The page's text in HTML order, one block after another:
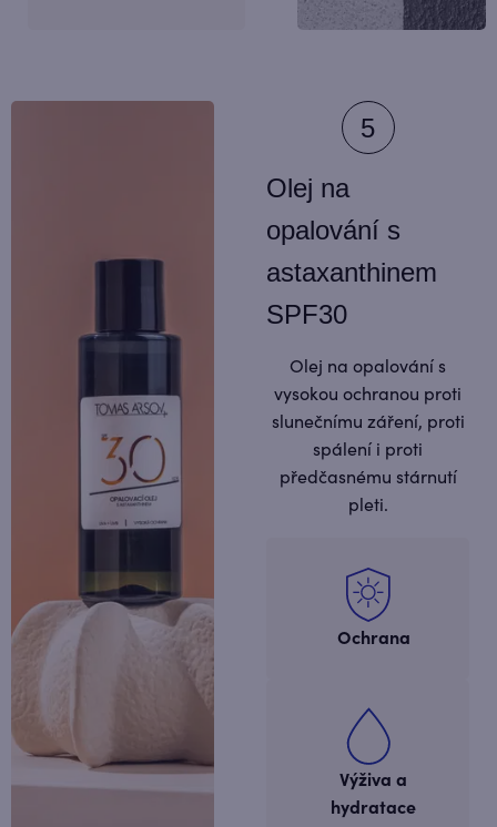
Olej na
opalování s
astaxanthinem
SPF30
Ochrana
Výživa a
hydratace
Olej na opalování s
vysokou ochranou proti
slunečnímu záření, proti
spálení i proti
předčasnému stárnutí
pleti.